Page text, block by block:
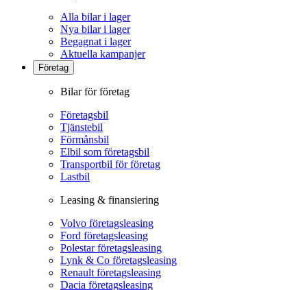
Alla bilar i lager
Nya bilar i lager
Begagnat i lager
Aktuella kampanjer
Företag
Bilar för företag
Företagsbil
Tjänstebil
Förmånsbil
Elbil som företagsbil
Transportbil för företag
Lastbil
Leasing & finansiering
Volvo företagsleasing
Ford företagsleasing
Polestar företagsleasing
Lynk & Co företagsleasing
Renault företagsleasing
Dacia företagsleasing